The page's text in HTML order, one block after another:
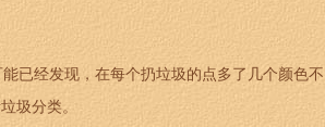
已经发现，在每个扔垃圾的点多了几个颜色
圾分类。